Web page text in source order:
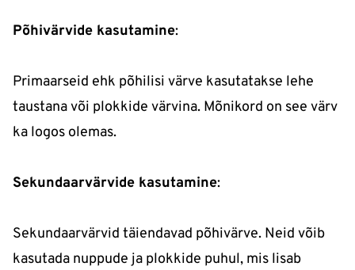
Põhivärvide kasutamine:
Primaarseid ehk põhilisi värve kasutatakse lehe
taustana või plokkide värvina. Mõnikord on see värv
ka logos olemas.
Sekundaarvärvide kasutamine:
Sekundaarvärvid täiendavad põhivärve. Neid võib
kasutada nuppude ja plokkide puhul, mis lisab